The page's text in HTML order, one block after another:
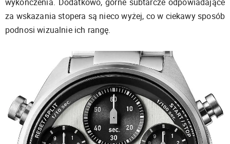
za wskazania stopera są nieco wyżej, co w ciekawy sposób
podnosi wizualnie ich rangę.